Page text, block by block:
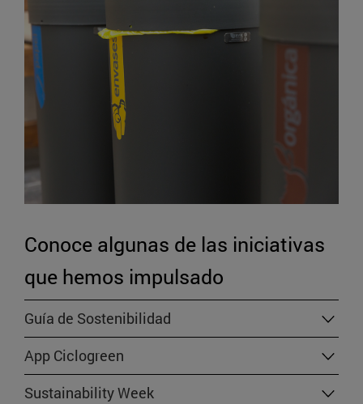
Conoce algunas de las iniciativas
que hemos impulsado
Guía de Sostenibilidad
App Ciclogreen
Sustainability Week